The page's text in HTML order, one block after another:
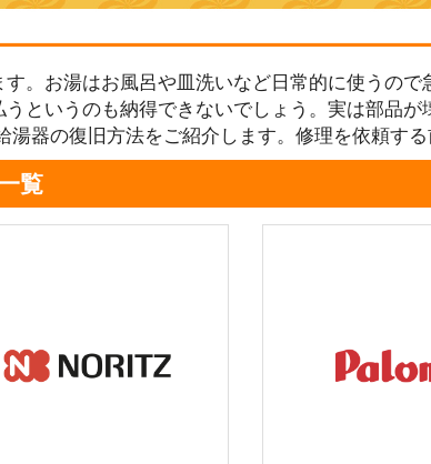
。お湯はお風呂や皿洗いなど日常的に使うの
というのも納得できないでしょう。実は部品
器の復旧方法をご紹介します。修理を依頼する
覧